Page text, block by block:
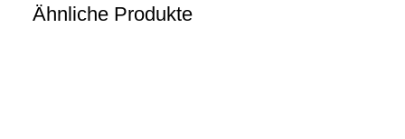
Ähnliche Produkte